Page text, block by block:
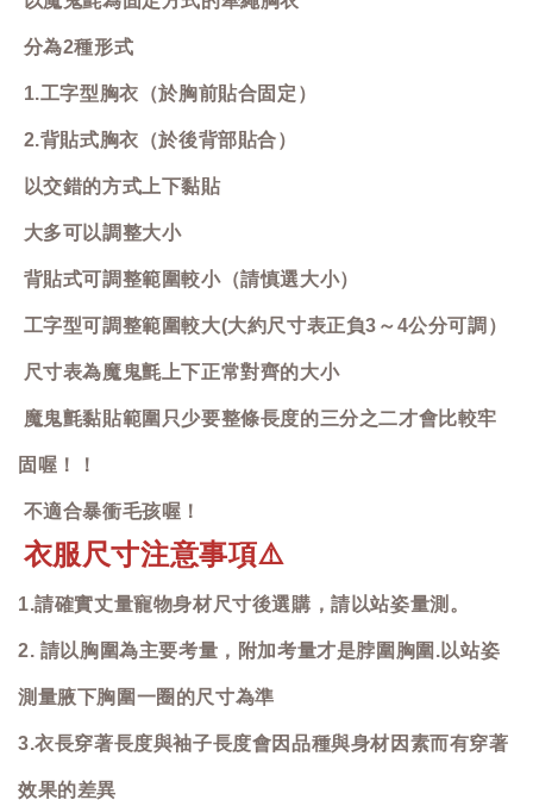
分為2種形式
1.工字型胸衣（於胸前貼合固定）
2.背貼式胸衣（於後背部貼合）
以交錯的方式上下黏貼
大多可以調整大小
背貼式可調整範圍較小（請慎選大小）
工字型可調整範圍較大(大約尺寸表正負3～4公分可調）
尺寸表為魔鬼氈上下正常對齊的大小
魔鬼氈黏貼範圍只少要整條長度的三分之二才會比較牢
固喔！！
不適合暴衝毛孩喔！
衣服尺寸注意事項⚠️
1.請確實丈量寵物身材尺寸後選購，請以站姿量測。
2. 請以胸圍為主要考量，附加考量才是脖圍胸圍.以站姿
測量腋下胸圍一圈的尺寸為準
3.衣長穿著長度與袖子長度會因品種與身材因素而有穿著
效果的差異